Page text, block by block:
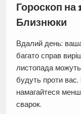
Гороскоп на
Близнюки
Вдалий день: ваша
багато справ
листопада можуть
будуть проти
намагайтеся
сварок.